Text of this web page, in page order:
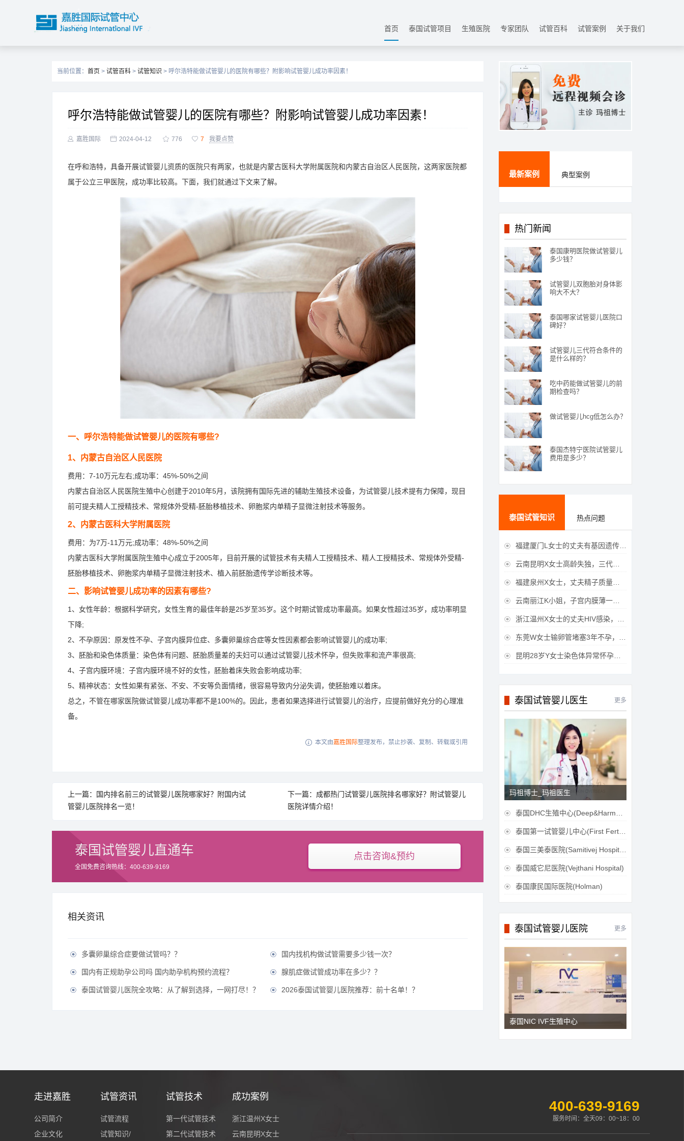
首页 泰国试管项目 生殖医院 专家团队 试管百科 试管案例 关于我们
当前位置： 首页 > 试管百科 > 试管知识 > 呼尔浩特能做试管婴儿的医院有哪些？附影响试管婴儿成功率因素！
呼尔浩特能做试管婴儿的医院有哪些？附影响试管婴儿成功率因素！
 嘉胜国际  2024-04-12  776  7 我要点赞
在呼和浩特，具备开展试管婴儿资质的医院只有两家，也就是内蒙古医科大学附属医院和内蒙古自治区人民医院，这两家医院都
属于公立三甲医院，成功率比较高。下面，我们就通过下文来了解。
一、呼尔浩特能做试管婴儿的医院有哪些?
1、内蒙古自治区人民医院
费用：7-10万元左右;成功率：45%-50%之间
内蒙古自治区人民医院生殖中心创建于2010年5月，该院拥有国际先进的辅助生殖技术设备，为试管婴儿技术提有力保障，现目
前可提夫精人工授精技术、常规体外受精-胚胎移植技术、卵胞浆内单精子显微注射技术等服务。
2、内蒙古医科大学附属医院
费用：为7万-11万元;成功率：48%-50%之间
内蒙古医科大学附属医院生殖中心成立于2005年，目前开展的试管技术有夫精人工授精技术、精人工授精技术、常规体外受精-
胚胎移植技术、卵胞浆内单精子显微注射技术、植入前胚胎遗传学诊断技术等。
二、影响试管婴儿成功率的因素有哪些?
1、女性年龄：根据科学研究，女性生育的最佳年龄是25岁至35岁。这个时期试管成功率最高。如果女性超过35岁，成功率明显
下降;
2、不孕原因：原发性不孕、子宫内膜异位症、多囊卵巢综合症等女性因素都会影响试管婴儿的成功率;
3、胚胎和染色体质量：染色体有问题、胚胎质量差的夫妇可以通过试管婴儿技术怀孕，但失败率和流产率很高;
4、子宫内膜环境：子宫内膜环境不好的女性，胚胎着床失败会影响成功率;
5、精神状态：女性如果有紧张、不安、不安等负面情绪，很容易导致内分泌失调，使胚胎难以着床。
总之，不管在哪家医院做试管婴儿成功率都不是100%的。因此，患者如果选择进行试管婴儿的治疗，应提前做好充分的心理准
备。
 本文由嘉胜国际整理发布，禁止抄袭、复制、转载或引用
上一篇：国内排名前三的试管婴儿医院哪家好？附国内试
管婴儿医院排名一览！
下一篇：成都热门试管婴儿医院排名哪家好？附试管婴儿
医院详情介绍！
泰国试管婴儿直通车
全国免费咨询热线：400-639-9169
点击咨询&预约
相关资讯
 多囊卵巢综合症要做试管吗？？  国内找机构做试管需要多少钱一次？
 国内有正规助孕公司吗 国内助孕机构预约流程？  腺肌症做试管成功率在多少？？
 泰国试管婴儿医院全攻略：从了解到选择，一网打尽！？  2026泰国试管婴儿医院推荐：前十名单！？
最新案例 典型案例
热门新闻
泰国康明医院做试管婴儿
多少钱？
试管婴儿双胞胎对身体影
响大不大？
泰国哪家试管婴儿医院口
碑好？
试管婴儿三代符合条件的
是什么样的？
吃中药能做试管婴儿的前
期检查吗？
做试管婴儿hcg低怎么办？
泰国杰特宁医院试管婴儿
费用是多少？
泰国试管知识 热点问题
 福建厦门L女士的丈夫有基因遗传疾病，三代试管生育健康宝宝
 云南昆明X女士高龄失独，三代试管助她重获女儿
 福建泉州X女士，丈夫精子质量差，三代试管获得男宝宝
 云南丽江K小姐，子宫内膜薄一直未孕，三代试管一次成功获得
 浙江温州X女士的丈夫HIV感染，三代试管成功获得女宝宝
 东莞W女士输卵管堵塞3年不孕，泰国三代试管喜获
 昆明28岁Y女士染色体异常怀孕难，泰国三代试管成功好孕
泰国试管婴儿医生 更多
玛祖博士_玛祖医生
 泰国DHC生殖中心(Deep&Harmonicare IVF Center)
 泰国第一试管婴儿中心(First Fertilily PGS Center Limitied)
 泰国三美泰医院(Samitivej Hospital)
 泰国威它尼医院(Vejthani Hospital)
 泰国康民国际医院(Holman)
泰国试管婴儿医院 更多
泰国NIC IVF生殖中心
走进嘉胜
公司简介
企业文化
试管资讯
试管流程
试管知识/
试管技术
第一代试管技术
第二代试管技术
成功案例
浙江温州X女士
云南昆明X女士
400-639-9169
服务时间：全天09：00~18：00